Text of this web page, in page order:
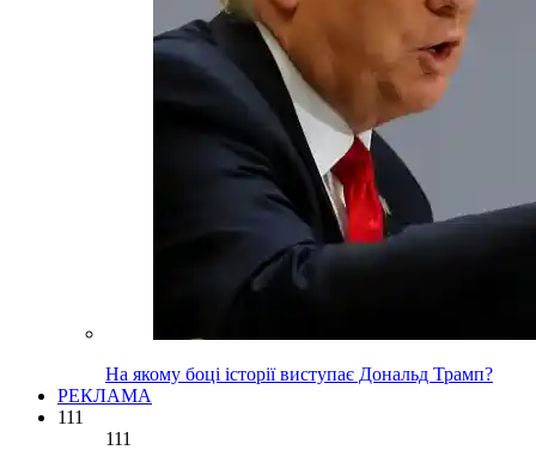
На якому боці історії виступає Дональд Трамп?
РЕКЛАМА
111
111